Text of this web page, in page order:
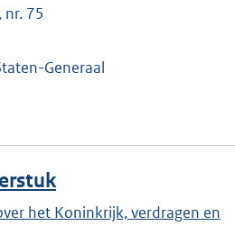
nr. 75
Generaal
het Koninkrijk, verdragen en